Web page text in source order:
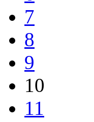
7
8
9
10
11